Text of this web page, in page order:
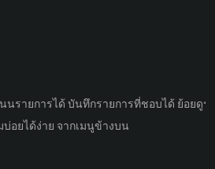
บันทึกรายการที่ชอบได้ ย้อยดูรายการที่เค
จากเมนูข้างบน